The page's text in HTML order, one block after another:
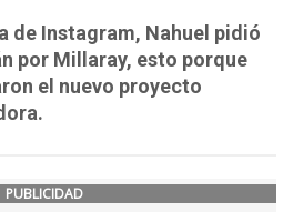
de Instagram, Nahuel pidió
por Millaray, esto porque
el nuevo proyecto
PUBLICIDAD